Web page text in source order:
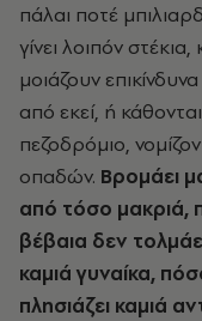
πάλαι ποτέ
γίνει λοιπόν
μοιάζουν
από εκεί, ή
πεζοδρόμιο,
οπαδών. Βρομάει
από τόσο μακριά,
βέβαια δεν
καμιά γυναίκα,
πλησιάζει καμιά